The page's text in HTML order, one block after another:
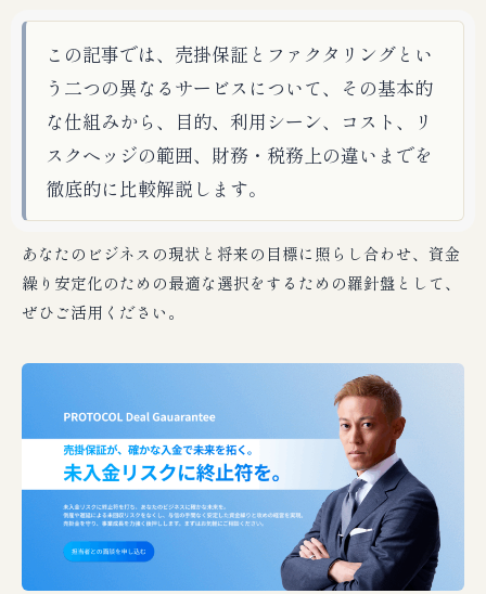
この記事では、売掛保証とファクタリングとい
う二つの異なるサービスについて、その基本的
な仕組みから、目的、利用シーン、コスト、リ
スクヘッジの範囲、財務・税務上の違いまでを
徹底的に比較解説します。
あなたのビジネスの現状と将来の目標に照らし合わせ、資金
繰り安定化のための最適な選択をするための羅針盤として、
ぜひご活用ください。